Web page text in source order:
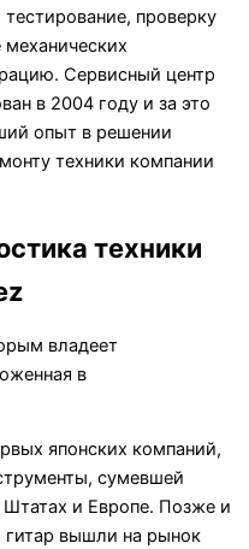
проверку
механических
Сервисный центр
в 2004 году и за это
опыт в решении
техники компании
техники
владеет
в
японских компаний,
сумевшей
и Европе. Позже и
гитар вышли на рынок